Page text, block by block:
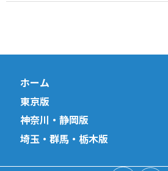
ホーム
東京版
神奈川・静岡版
埼玉・群馬・栃木版